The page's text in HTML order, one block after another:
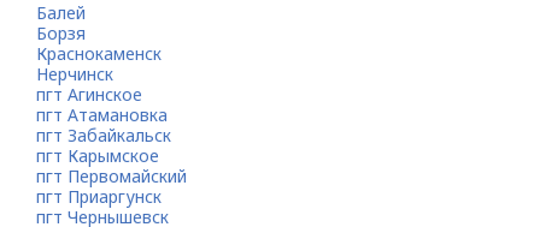
Балей
Борзя
Краснокаменск
Нерчинск
пгт Агинское
пгт Атамановка
пгт Забайкальск
пгт Карымское
пгт Первомайский
пгт Приаргунск
пгт Чернышевск